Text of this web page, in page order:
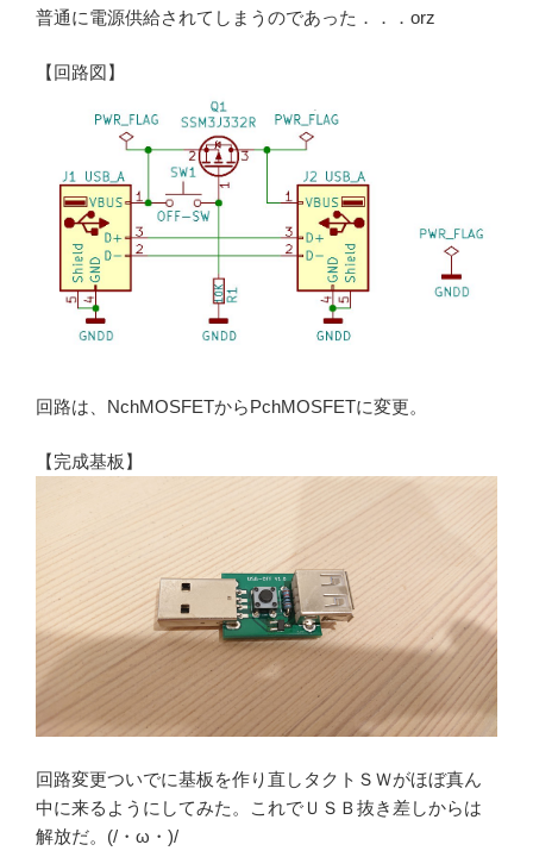
普通に電源供給されてしまうのであった．．．orz
【回路図】
回路は、NchMOSFETからPchMOSFETに変更。
【完成基板】
回路変更ついでに基板を作り直しタクトＳＷがほぼ真ん
中に来るようにしてみた。これでＵＳＢ抜き差しからは
解放だ。(/・ω・)/